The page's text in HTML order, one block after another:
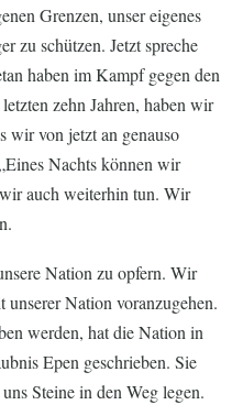
Grenzen, unser eigenes
zu schützen. Jetzt spreche
haben im Kampf gegen den
zehn Jahren, haben wir
wir von jetzt an genauso
Nachts können wir
auch weiterhin tun. Wir
Nation zu opfern. Wir
Nation voranzugehen.
werden, hat die Nation in
Epen geschrieben. Sie
Steine in den Weg legen.